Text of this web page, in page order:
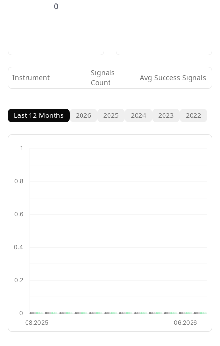
0
Instrument
Signals
Count
Avg Success Signals
Last 12 Months 2026 2025 2024 2023 2022
08.2025 06.2026
0
0.2
0.4
0.6
0.8
1